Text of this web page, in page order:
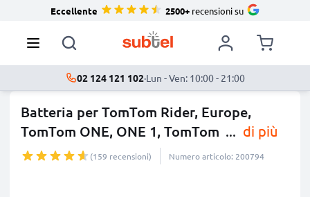
Eccellente 2500+recensioni su
02 124 121 102·Lun - Ven: 10:00 - 21:00
Batteria per TomTom Rider, Europe,
TomTom ONE, ONE 1, TomTom ... di più
(159 recensioni) Numero articolo: 200794